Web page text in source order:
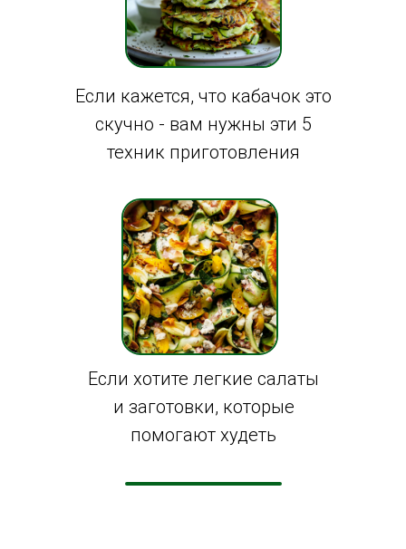
Если хотите легкие салаты
и заготовки, которые
помогают худеть
Если кажется, что кабачок это
скучно - вам нужны эти 5
техник приготовления